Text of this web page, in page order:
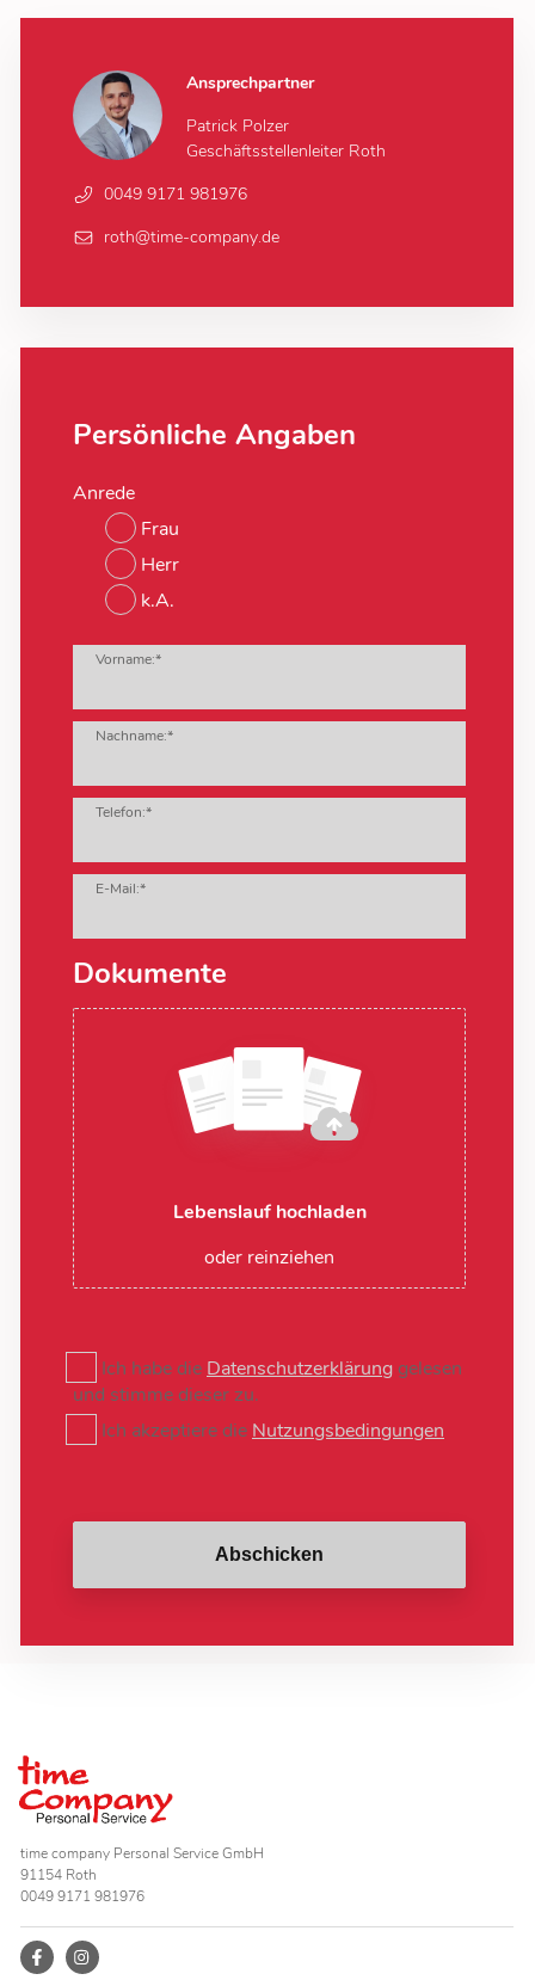
Ansprechpartner
Patrick Polzer
Geschäftsstellenleiter Roth
0049 9171 981976
roth@time-company.de
Persönliche Angaben
Anrede
Frau
Herr
k.A.
Vorname:*
Nachname:*
Telefon:*
E-Mail:*
Dokumente
Lebenslauf hochladen
oder reinziehen
Ich habe die Datenschutzerklärunggelesen
und stimme dieser zu.
Ich akzeptiere die Nutzungsbedingungen
Abschicken
time company Personal Service GmbH
91154 Roth
0049 9171 981976